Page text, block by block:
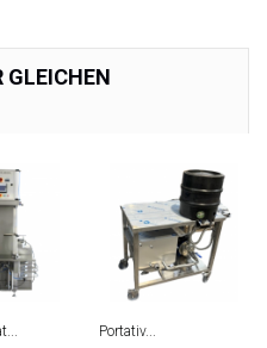
GLEICHEN
Portativ...